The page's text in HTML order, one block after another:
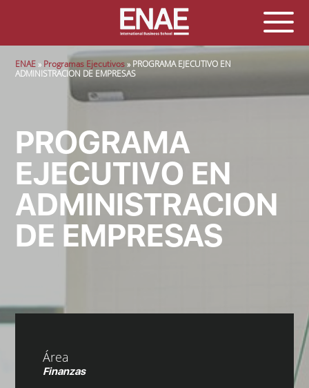
Sobrescribir enlaces de ayuda a la navegación
ENAE Programas Ejecutivos
PROGRAMA EJECUTIVO EN
ADMINISTRACION DE EMPRESAS
PROGRAMA
EJECUTIVO EN
ADMINISTRACION
DE EMPRESAS
Área
Finanzas